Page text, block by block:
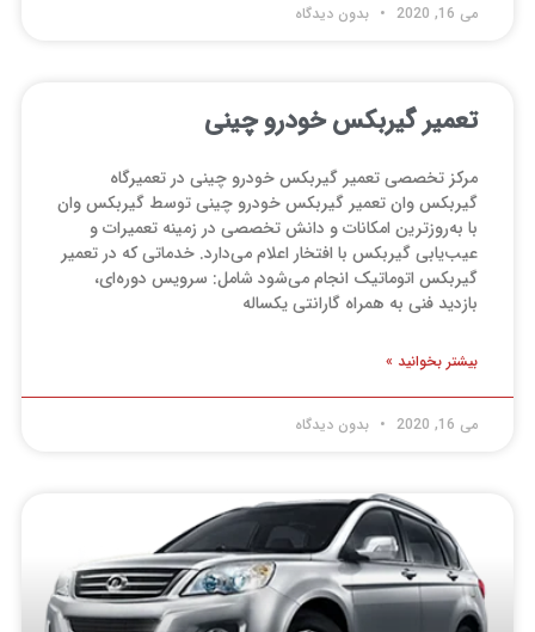
می 16, 2020 بدون دیدگاه
تعمیر گیربکس خودرو چینی
مرکز تخصصی تعمیر گیربکس خودرو چینی در تعمیرگاه
گیربکس وان تعمیر گیربکس خودرو چینی توسط گیربکس وان
با به‌روزترین امکانات و دانش تخصصی در زمینه تعمیرات و
عیب‌یابی گیربکس با افتخار اعلام می‌دارد. خدماتی که در تعمیر
گیربکس اتوماتیک انجام می‌شود شامل: سرویس دوره‌ای،
بازدید فنی به همراه گارانتی یکساله
بیشتر بخوانید »
می 16, 2020 بدون دیدگاه